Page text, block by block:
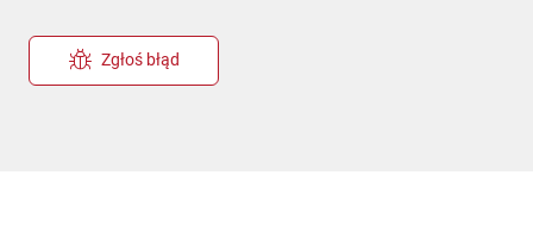
Zgłoś błąd